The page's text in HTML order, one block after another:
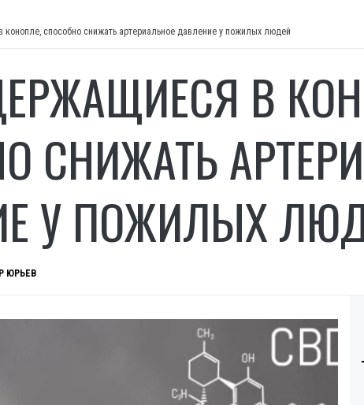
конопле, способно снижать артериальное давление у пожилых людей
В
СНИЖАТЬ
У ПОЖИЛЫХ
ЮРЬЕВ